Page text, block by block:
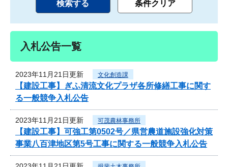
入札公告一覧
2023年11月21日更新 文化創造課
【建設工事】ぎふ清流文化プラザ各所修繕工事に関す
る一般競争入札公告
2023年11月21日更新 可茂農林事務所
【建設工事】可強工第0502号／県営農道施設強化対策
事業八百津地区第5号工事に関する一般競争入札公告